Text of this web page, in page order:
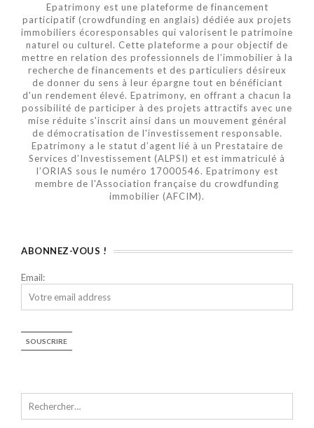
Epatrimony est une plateforme de financement
participatif (crowdfunding en anglais) dédiée aux projets
immobiliers écoresponsables qui valorisent le patrimoine
naturel ou culturel. Cette plateforme a pour objectif de
mettre en relation des professionnels de l’immobilier à la
recherche de financements et des particuliers désireux
de donner du sens à leur épargne tout en bénéficiant
d'un rendement élevé. Epatrimony, en offrant a chacun la
possibilité de participer à des projets attractifs avec une
mise réduite s'inscrit ainsi dans un mouvement général
de démocratisation de l'investissement responsable.
Epatrimony a le statut d’agent lié à un Prestataire de
Services d’Investissement (ALPSI) et est immatriculé à
l’ORIAS sous le numéro 17000546. Epatrimony est
membre de l'Association française du crowdfunding
immobilier (AFCIM).
ABONNEZ-VOUS !
Email: